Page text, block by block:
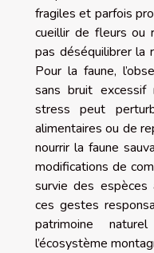
fragiles et parfois
cueillir de fleurs ou
pas déséquilibrer la
Pour la faune,
sans bruit excessif
stress peut
alimentaires ou de
nourrir la faune
modifications de
survie des
ces gestes
patrimoine
l’écosystème